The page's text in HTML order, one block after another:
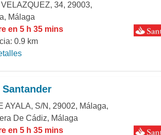
34, 29003,
Málaga
en 5 h 35 mins
0.9 km
AYALA, S/N, 29002, Málaga,
De Cádiz, Málaga
en 5 h 35 mins